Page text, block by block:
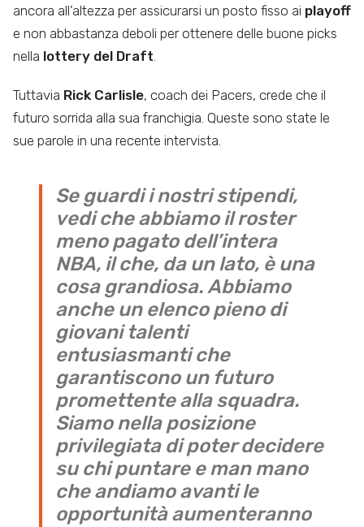
ancora all’altezza per assicurarsi un posto fisso ai playoff
e non abbastanza deboli per ottenere delle buone picks
nella lottery del Draft
Tuttavia Rick Carlisle, coach dei Pacers, crede che il
futuro sorrida alla sua franchigia. Queste sono state le
sue parole in una recente intervista.
Se guardi i nostri stipendi,
vedi che abbiamo il roster
meno pagato dell’intera
NBA, il che, da un lato, è una
cosa grandiosa. Abbiamo
anche un elenco pieno di
giovani talenti
entusiasmanti che
garantiscono un futuro
promettente alla squadra.
Siamo nella posizione
privilegiata di poter decidere
su chi puntare e man mano
che andiamo avanti le
opportunità aumenteranno